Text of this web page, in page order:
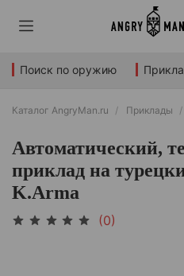
Поиск по оружию
Каталог AngryMan.ru Приклады
Автоматический,
приклад на
K.Arma
(0)